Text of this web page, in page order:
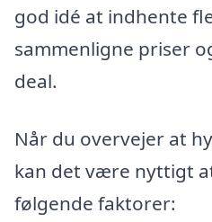
god idé at indhente
sammenligne priser
deal.
Når du overvejer at
kan det være nyttigt
følgende faktorer: